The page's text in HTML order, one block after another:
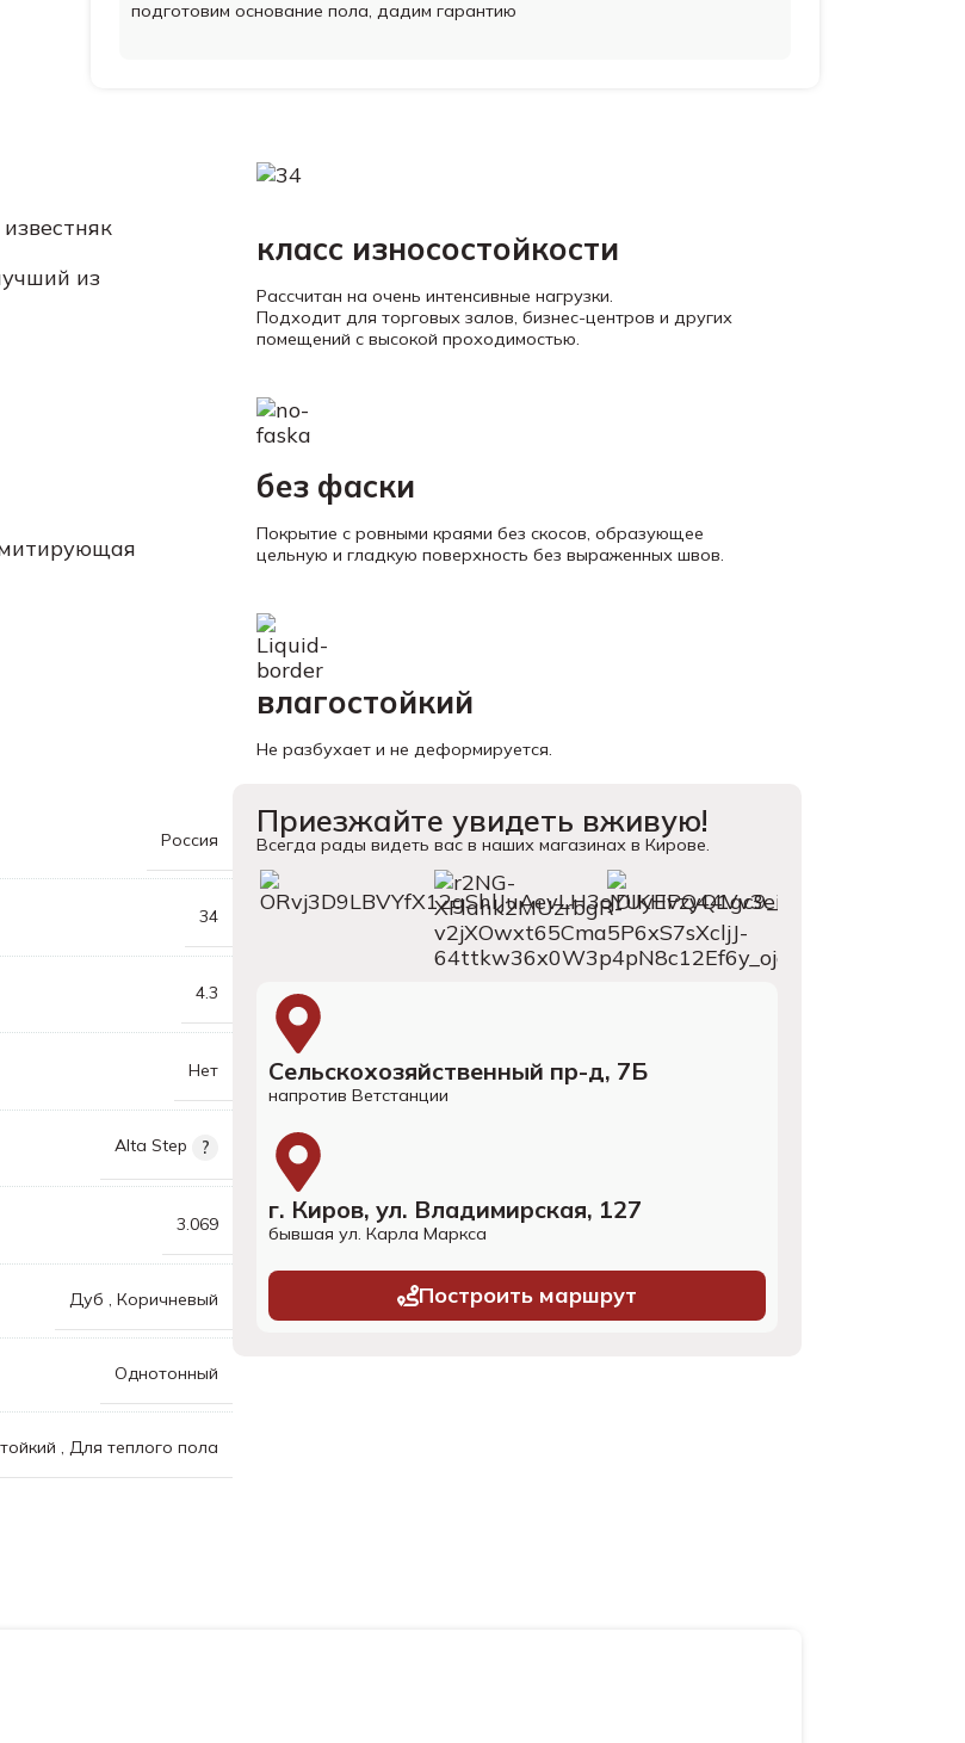
подготовим основание пола, дадим гарантию
из
Россия
34
4.3
Нет
Alta Step
3.069
Дуб , Коричневый
Однотонный
, Для теплого пола
класс износостойкости
Рассчитан на очень интенсивные нагрузки.
Подходит для торговых залов, бизнес-центров и других
помещений с высокой проходимостью.
без фаски
Покрытие с ровными краями без скосов, образующее
цельную и гладкую поверхность без выраженных швов.
влагостойкий
Не разбухает и не деформируется.
Приезжайте увидеть вживую!
Всегда рады видеть вас в наших магазинах в Кирове.
Сельскохозяйственный пр-д, 7Б
напротив Ветстанции
г. Киров, ул. Владимирская, 127
бывшая ул. Карла Маркса
Построить маршрут